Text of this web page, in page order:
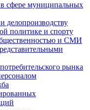
сфере муниципальных
делопроизводству
политике и спорту
и СМИ
рынка